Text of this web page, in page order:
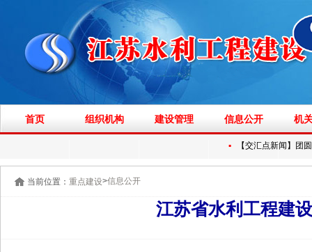
首页 组织机构 建设管理 信息公开 机
【交汇点新闻】团
当前位置： 重点建设>信息公开
江苏省水利工程建